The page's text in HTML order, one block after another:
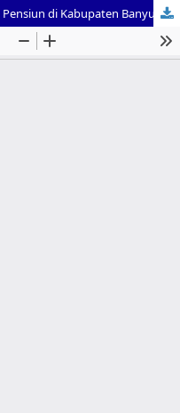
Peramalan Alokasi Anggaran Dana Pensiun di Kabupaten Banyumas dengan Metode Triple Exponential Smoothing